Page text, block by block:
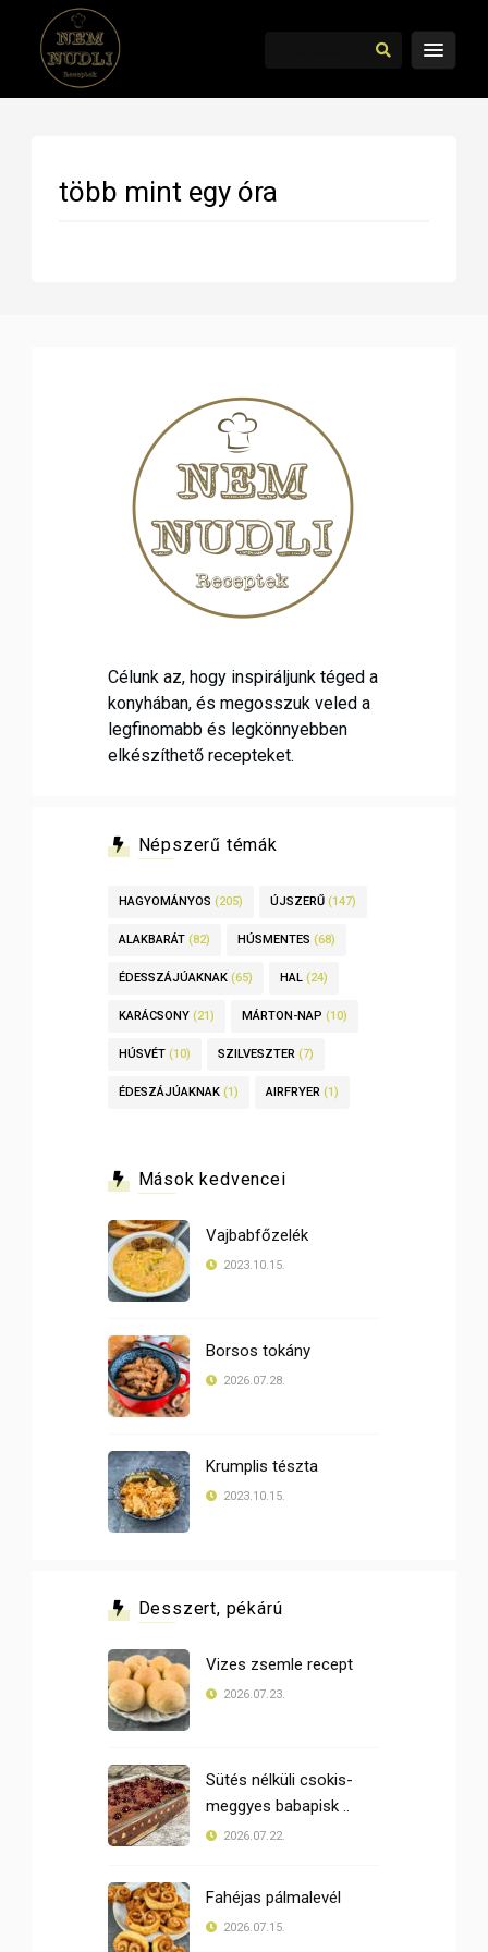
több mint egy óra
Célunk az, hogy inspiráljunk téged a
konyhában, és megosszuk veled a
legfinomabb és legkönnyebben
elkészíthető recepteket.
Népszerű témák
HAGYOMÁNYOS (205) ÚJSZERŰ (147)
ALAKBARÁT (82) HÚSMENTES (68)
ÉDESSZÁJÚAKNAK (65) HAL (24)
KARÁCSONY (21) MÁRTON-NAP (10)
HÚSVÉT (10) SZILVESZTER (7)
ÉDESZÁJÚAKNAK (1) AIRFRYER (1)
Mások kedvencei
Vajbabfőzelék
2023.10.15.
Borsos tokány
2026.07.28.
Krumplis tészta
2023.10.15.
Desszert, pékárú
Vizes zsemle recept
2026.07.23.
Sütés nélküli csokis-
meggyes babapisk ..
2026.07.22.
Fahéjas pálmalevél
2026.07.15.